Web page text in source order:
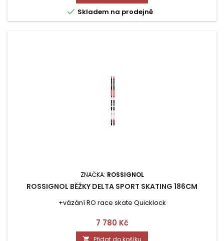
 Skladem na prodejně
ZNAČKA: ROSSIGNOL
ROSSIGNOL BĚŽKY DELTA SPORT SKATING 186CM
+vázání RO race skate Quicklock
Cena
7 780 Kč
 Přidat do košíku